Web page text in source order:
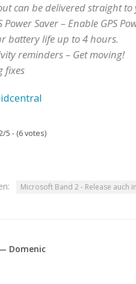
can be delivered straight
Power Saver – Enable GPS
battery life up to 4 hours.
reminders – Get moving!
fixes
5 - (6 votes)
Microsoft Band 2 - Release auch
Domenic